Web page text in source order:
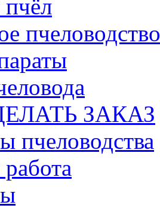
пчёл
пчеловодство
ЗАКАЗ
пчеловодства